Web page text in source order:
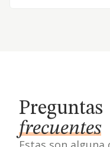
Preguntas
frecuentes